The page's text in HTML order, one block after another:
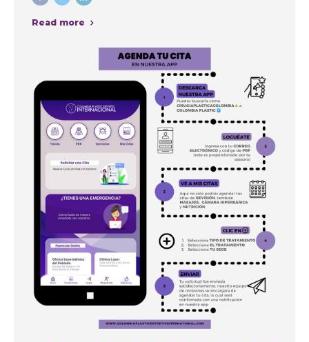
Read more